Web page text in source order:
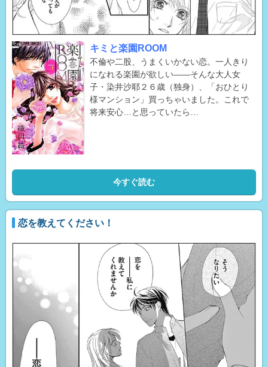
キミと楽園ROOM
不倫や二股、うまくいかない恋。一人きり
になれる楽園が欲しい――そんな大人女
子・染井沙耶２６歳（独身）、「おひとり
様マンション」買っちゃいました。これで
将来安心…と思っていたら…
今すぐ読む
恋を教えてください！